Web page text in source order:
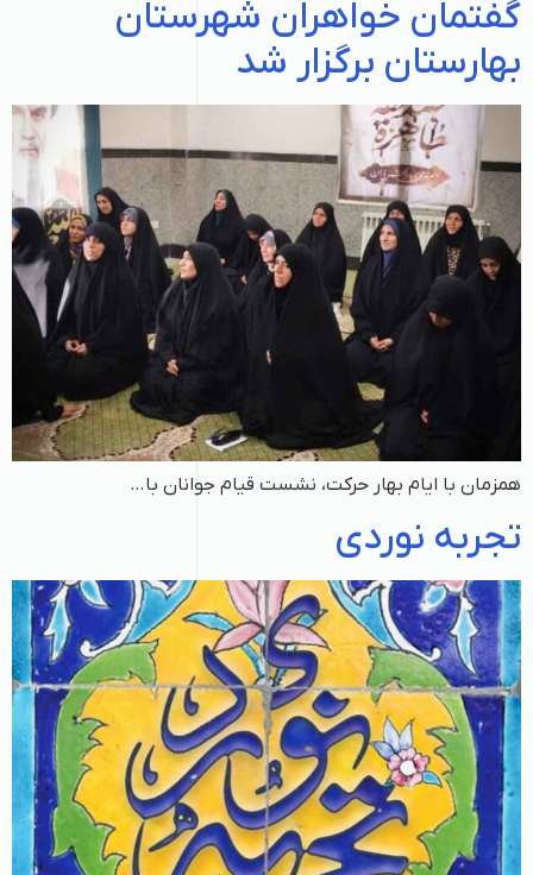
گفتمان خواهران شهرستان
بهارستان برگزار شد
همزمان با ایام بهار حرکت، نشست قیام جوانان با…
تجربه نوردی